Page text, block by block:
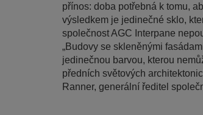
přínos: doba potřebná k tomu,
výsledkem je jedinečné sklo,
společnost AGC Interpane
„Budovy se skleněnými
jedinečnou barvou, kterou
předních světových
Ranner, generální ředitel